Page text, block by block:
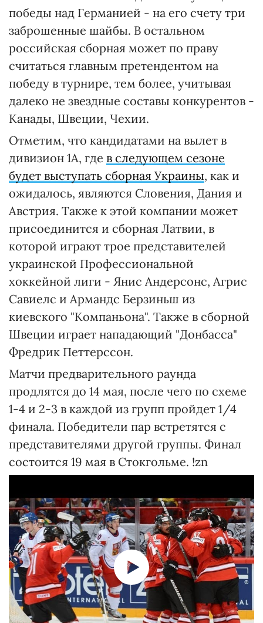
победы над Германией - на его счету три
заброшенные шайбы. В остальном
российская сборная может по праву
считаться главным претендентом на
победу в турнире, тем более, учитывая
далеко не звездные составы конкурентов -
Канады, Швеции, Чехии.
Отметим, что кандидатами на вылет в
дивизион 1А, где в следующем сезоне
будет выступать сборная Украины, как и
ожидалось, являются Словения, Дания и
Австрия. Также к этой компании может
присоединится и сборная Латвии, в
которой играют трое представителей
украинской Профессиональной
хоккейной лиги - Янис Андерсонс, Агрис
Савиелс и Армандс Берзиньш из
киевского "Компаньона". Также в сборной
Швеции играет нападающий "Донбасса"
Фредрик Петтерссон.
Матчи предварительного раунда
продлятся до 14 мая, после чего по схеме
1-4 и 2-3 в каждой из групп пройдет 1/4
финала. Победители пар встретятся с
представителями другой группы. Финал
состоится 19 мая в Стокгольме. !zn